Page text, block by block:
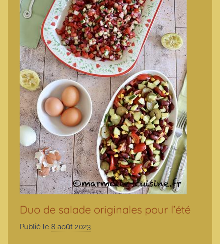
Duo de salade originales pour l’été
Publié le 8 août 2023